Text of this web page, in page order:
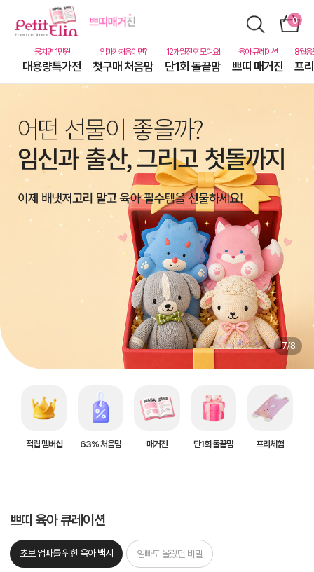
대용량특가전 첫구매 처음맘 단1회 돌끝맘 쁘띠 매거진 프
7/8
적립 멤버십 63% 처음맘 매거진 단1회 돌끝맘 프리체험
쁘띠 육아 큐레이션
초보 엄빠를 위한 육아 백서 엄빠도 몰랐던 비밀